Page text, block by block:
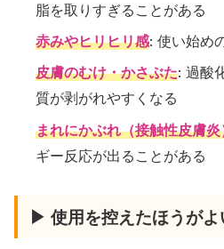
脂を取りすぎることがある
赤みやヒリヒリ感: 使い始め
皮膚のむけ・かさぶた: 過酸
質が剥がれやすくなる
まれにかぶれ（接触性皮膚炎
ギー反応が出ることがある
▶ 使用を控えたほうがよ